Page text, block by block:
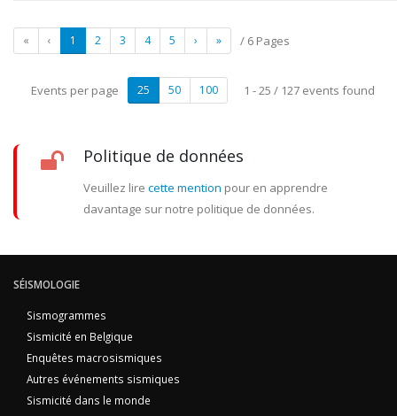
« ‹ 1 2 3 4 5 › » / 6 Pages
25 50 100
Events per page 1 - 25 / 127 events found
Politique de données
Veuillez lire cette mention pour en apprendre
davantage sur notre politique de données.
SÉISMOLOGIE
Sismogrammes
Sismicité en Belgique
Enquêtes macrosismiques
Autres événements sismiques
Sismicité dans le monde